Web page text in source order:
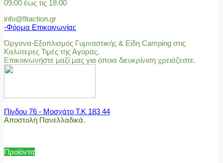
09:00 έως τις 18:00
info@fitaction.gr
-Φόρμα Επικοινωνίας
Όργανα-Εξοπλισμός Γυμναστικής & Είδη Camping στις
Καλύτερες Τιμές της Αγοράς.
Επικοινωνήστε μαζί μας για όποια διευκρίνιση χρειάζεστε.
Πίνδου 76 - Μοσχάτο Τ.Κ 183 44
Αποστολή Πανελλαδικά.
Προϊόντα